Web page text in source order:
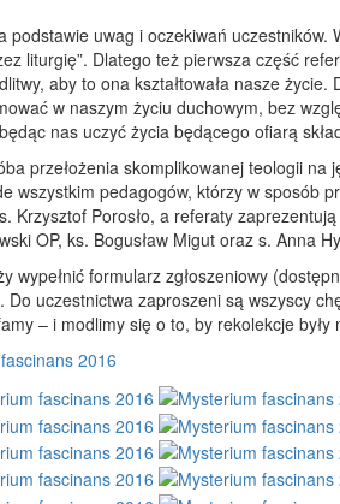
uwag i oczekiwań
liturgię”. Dlatego też pierwsza część
aby to ona kształtowała nasze
w naszym życiu duchowym, bez
nas uczyć życia będącego ofiarą
przełożenia skomplikowanej teologii
wszystkim pedagogów, którzy w sposób
Krzysztof Porosło, a referaty
OP, ks. Bogusław Migut oraz s. Anna
wypełnić formularz zgłoszeniowy
Do uczestnictwa zaproszeni są wszyscy
– i modlimy się o to, by rekolekcje
2016